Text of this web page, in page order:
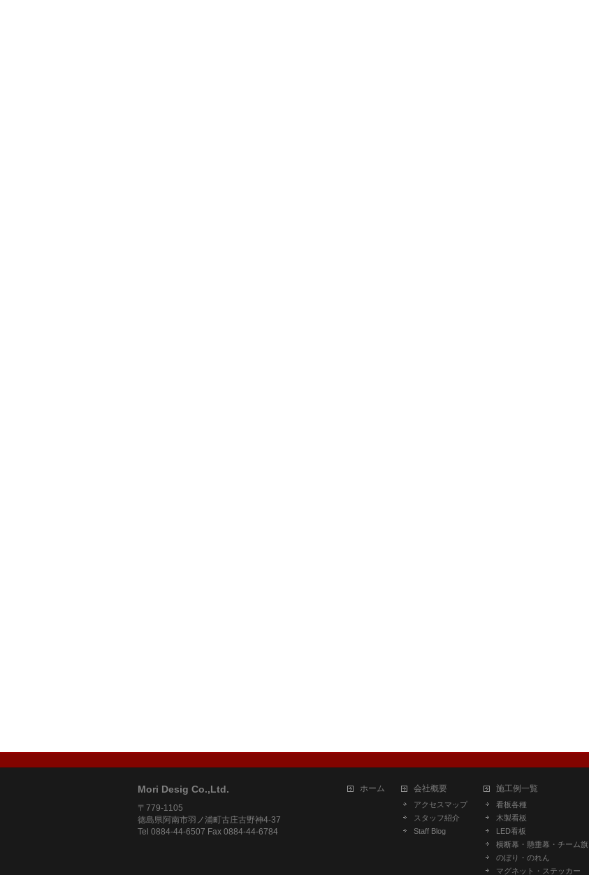
Mori Desig Co.,Ltd.
〒779-1105
徳島県阿南市羽ノ浦町古庄古野神4-37
Tel 0884-44-6507 Fax 0884-44-6784
ホーム 会社概要
アクセスマップ
スタッフ紹介
Staff Blog
施工例一覧
看板各種
木製看板
LED看板
横断幕・懸垂幕・チーム旗
のぼり・のれん
マグネット・ステッカー